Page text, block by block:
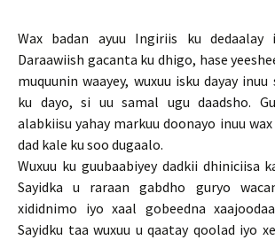
Wax badan ayuu Ingiriis ku dedaalay
Daraawiish gacanta ku dhigo, hase
muquunin waayey, wuxuu isku dayay
ku dayo, si uu samal ugu daadsho.
alabkiisu yahay markuu doonayo inuu
dad kale ku soo dugaalo.
Wuxuu ku guubaabiyey dadkii dhiniciisa
Sayidka u raraan gabdho guryo
xididnimo iyo xaal gobeedna
Sayidku taa wuxuu u qaatay qoolad iyo